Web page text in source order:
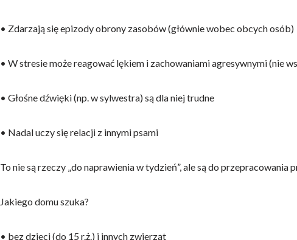
• Zdarzają się epizody obrony zasobów (głównie wobec obcych osób)
• W stresie może reagować lękiem i zachowaniami agresywnymi (nie
• Głośne dźwięki (np. w sylwestra) są dla niej trudne
• Nadal uczy się relacji z innymi psami
To nie są rzeczy „do naprawienia w tydzień”, ale są do przepracowania
Jakiego domu szuka?
• bez dzieci (do 15 r.ż.) i innych zwierząt